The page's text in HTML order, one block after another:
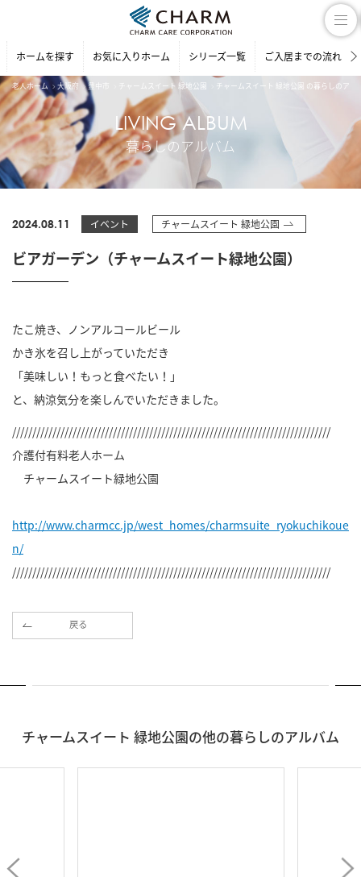
ホームを探す お気に入りホーム シリーズ一覧 ご入居までの流れ
老人ホーム 大阪府 豊中市 チャームスイート 緑地公園 チャームスイート 緑地公園 の暮らしのアル
LIVING ALBUM
暮らしのアルバム
2024.08.11 イベント チャームスイート 緑地公園
ビアガーデン（チャームスイート緑地公園）
たこ焼き、ノンアルコールビール
かき氷を召し上がっていただき
「美味しい！もっと食べたい！」
と、納涼気分を楽しんでいただきました。
///////////////////////////////////////////////////////////////////////////////
介護付有料老人ホーム
チャームスイート緑地公園
http://www.charmcc.jp/west_homes/charmsuite_ryokuchikoue
n/
///////////////////////////////////////////////////////////////////////////////
戻る
チャームスイート 緑地公園の他の暮らしのアルバム